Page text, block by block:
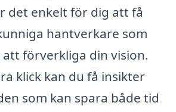
det enkelt för dig att få
hantverkare som
förverkliga din vision.
klick kan du få insikter
som kan spara både tid